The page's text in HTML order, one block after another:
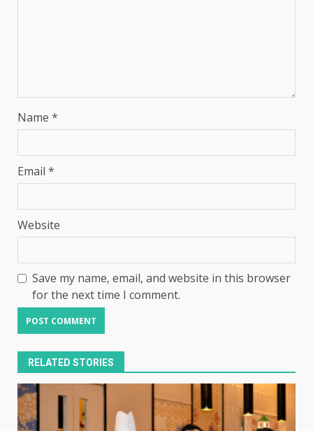
Name *
Email *
Website
Save my name, email, and website in this browser
for the next time I comment.
RELATED STORIES